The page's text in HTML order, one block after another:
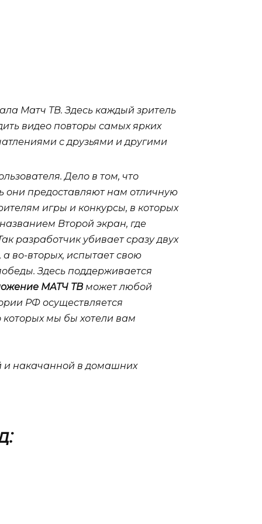
Матч ТВ. Здесь каждый зритель
видео повторы самых ярких
с друзьями и другими
Дело в том, что
они предоставляют нам отличную
игры и конкурсы, в которых
Второй экран, где
разработчик убивает сразу двух
во-вторых, испытает свою
Здесь поддерживается
МАТЧ ТВ может любой
РФ осуществляется
мы бы хотели вам
и накачанной в домашних